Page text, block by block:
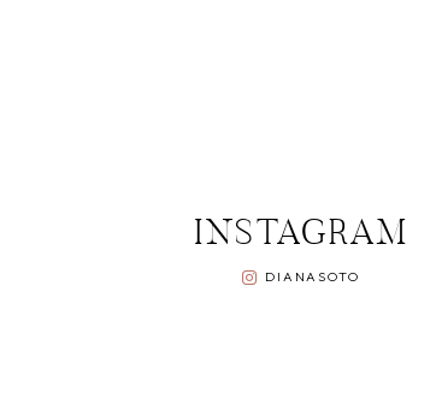
INSTAGRAM
DIANASOTO